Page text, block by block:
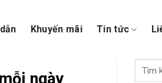
Khuyến mãi Tin tức
ngày